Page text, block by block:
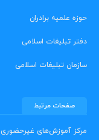
حوزه علمیه برادران
دفتر تبلیغات اسلامی
سازمان تبلیغات اسلامی
صفحات مرتبط
مرکز آموزش‌های غیرحضوری